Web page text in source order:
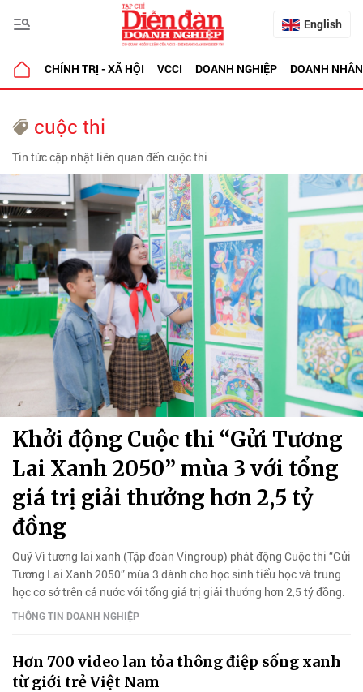
English
CHÍNH TRỊ - XÃ HỘI VCCI DOANH NGHIỆP DOANH NHÂN
cuộc thi
Tin tức cập nhật liên quan đến cuộc thi
Khởi động Cuộc thi “Gửi Tương
Lai Xanh 2050” mùa 3 với tổng
giá trị giải thưởng hơn 2,5 tỷ
đồng
Quỹ Vì tương lai xanh (Tập đoàn Vingroup) phát động Cuộc thi “Gửi
Tương Lai Xanh 2050” mùa 3 dành cho học sinh tiểu học và trung
học cơ sở trên cả nước với tổng giá trị giải thưởng hơn 2,5 tỷ đồng.
THÔNG TIN DOANH NGHIỆP
Hơn 700 video lan tỏa thông điệp sống xanh
từ giới trẻ Việt Nam